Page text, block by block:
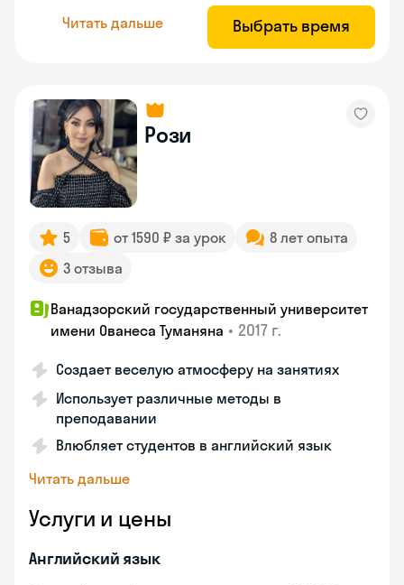
Читать дальше Выбрать время
Рози
5 от 1590 ₽ за урок
8 лет опыта
3 отзыва
Ванадзорский государственный университет
имени Ованеса Туманяна • 2017 г.
Создает веселую атмосферу на занятиях
Использует различные методы в
преподавании
Влюбляет студентов в английский язык
Читать дальше
Услуги и цены
Английский язык